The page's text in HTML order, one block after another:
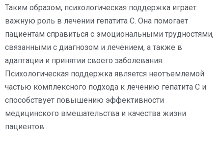
Таким образом, психологическая поддержка играет
важную роль в лечении гепатита C. Она помогает
пациентам справиться с эмоциональными трудностями,
связанными с диагнозом и лечением, а также в
адаптации и принятии своего заболевания.
Психологическая поддержка является неотъемлемой
частью комплексного подхода к лечению гепатита C и
способствует повышению эффективности
медицинского вмешательства и качества жизни
пациентов.